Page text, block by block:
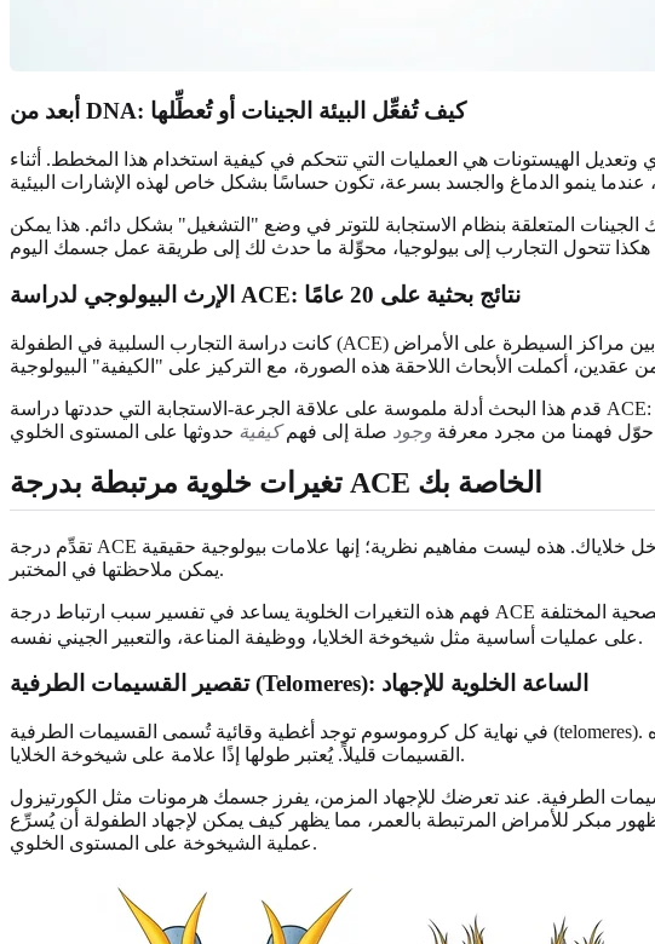
أبعد من DNA: كيف تُفعِّل البيئة الجينات أو تُعطِّلها
الهيستونات هي العمليات التي تتحكم في كيفية استخدام هذا المخطط. أثناء
المتعلقة بنظام الاستجابة للتوتر في وضع "التشغيل" بشكل دائم. هذا يمكن
الإرث البيولوجي لدراسة ACE: نتائج بحثية على 20 عامًا
كانت دراسة التجارب السلبية في الطفولة (ACE) الأصلية — وهي تعاون رائد بين مراكز السيطرة على الأمراض (CDC) وكايزر بيرماننتي — أول من رسم خطًا واضحًا بين الشدائد في الطفولة ومشاكل الصحة
قدم هذا البحث أدلة ملموسة على علاقة الجرعة-الاستجابة التي حددتها دراسة ACE: كلما ارتفع درجة ACE، زادت مخاطر المشاكل الصحية المختلفة. استخدم العلماء هذه البيانات لتحديد المسارات البيولوجية
حوّل فهمنا من مجرد معرفة وجود صلة إلى فهمكيفية
تغيرات خلوية مرتبطة بدرجة ACE الخاصة بك
تقدِّم درجة ACE تقييمًا تقريبيًا لتعرضك للشدائد في الطفولة. تظهر الأبحاث الآن أن هذه الدرجة غالبًا ما ترتبط بتغيرات محددة وقابلة للقياس داخل خلاياك. هذه ليست مفاهيم نظرية؛ إنها علامات بيولوجية حقيقية
يمكن ملاحظتها في المختبر.
فهم هذه التغيرات الخلوية يساعد في تفسير سبب ارتباط درجة ACE المرتفعة بالعديد من النتائج الصحية المختلفة.这是因为 الإجهاد السام لا يقتصر تأثيره على جزء واحد من الجسم. بدلاً من ذلك، يمكن أن يؤثر
على عمليات أساسية مثل شيخوخة الخلايا، ووظيفة المناعة، والتعبير الجيني نفسه.
تقصير القسيمات الطرفية (Telomeres): الساعة الخلوية للإجهاد
في نهاية كل كروموسوم توجد أغطية وقائية تُسمى القسيمات الطرفية (telomeres). يمكنك تخيلها مثل الأطراف البلاستيكية لأربطة الحذاء التي تمنعها من التمزق. في كل مرة تنقسم فيها الخلية، تقصر هذه
القسيمات قليلاً. يُعتبر طولها إذًا علامة على شيخوخة الخلايا.
الطرفية. عند تعرضك للإجهاد المزمن، يفرز جسمك هرمونات مثل الكورتيزول
مبكر للأمراض المرتبطة بالعمر، مما يظهر كيف يمكن لإجهاد الطفولة أن يُسرِّع
عملية الشيخوخة على المستوى الخلوي.